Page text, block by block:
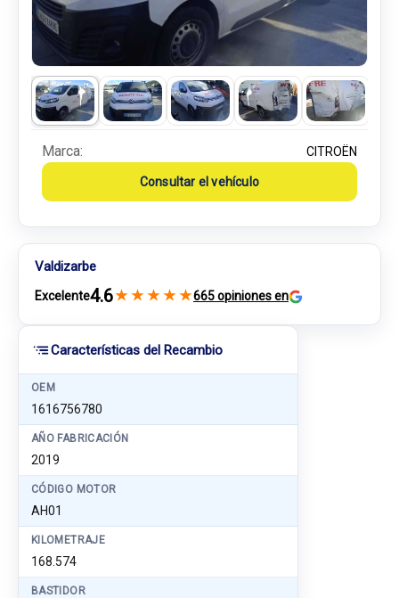
Características del Recambio
OEM
1616756780
AÑO FABRICACIÓN
2019
CÓDIGO MOTOR
AH01
KILOMETRAJE
168.574
BASTIDOR
Marca: CITROËN
Consultar el vehículo
Valdizarbe
Excelente4.6★ ★ ★ ★ ★665 opiniones en